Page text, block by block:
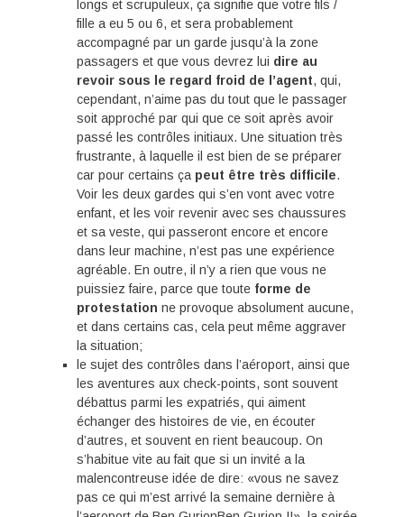
longs et scrupuleux, ça signifie que votre fils /
fille a eu 5 ou 6, et sera probablement
accompagné par un garde jusqu’à la zone
passagers et que vous devrez lui dire au
revoir sous le regard froid de l’agent, qui,
cependant, n’aime pas du tout que le passager
soit approché par qui que ce soit après avoir
passé les contrôles initiaux. Une situation très
frustrante, à laquelle il est bien de se préparer
car pour certains ça peut être très difficile.
Voir les deux gardes qui s’en vont avec votre
enfant, et les voir revenir avec ses chaussures
et sa veste, qui passeront encore et encore
dans leur machine, n’est pas une expérience
agréable. En outre, il n’y a rien que vous ne
puissiez faire, parce que toute forme de
protestation ne provoque absolument aucune,
et dans certains cas, cela peut même aggraver
la situation;
le sujet des contrôles dans l’aéroport, ainsi que
les aventures aux check-points, sont souvent
débattus parmi les expatriés, qui aiment
échanger des histoires de vie, en écouter
d’autres, et souvent en rient beaucoup. On
s’habitue vite au fait que si un invité a la
malencontreuse idée de dire: «vous ne savez
pas ce qui m’est arrivé la semaine dernière à